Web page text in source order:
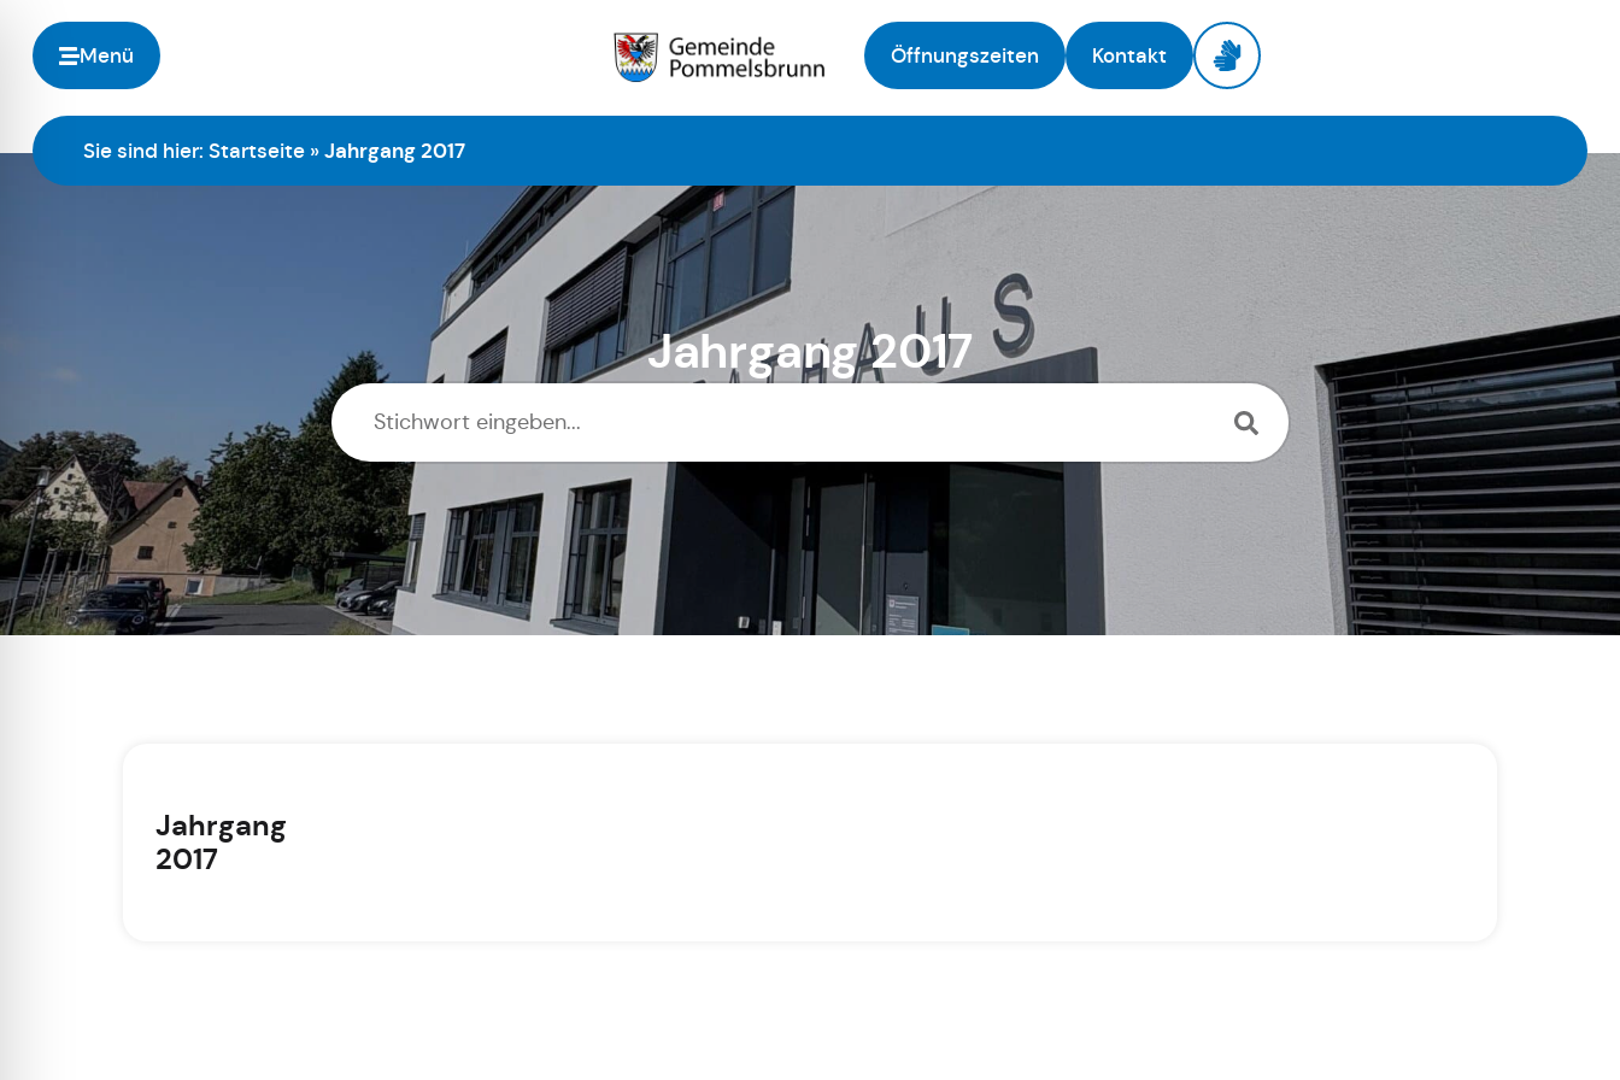
Menü
Zur Startseite
Öffnungszeiten Kontakt
Sie sind hier: Startseite »Jahrgang 2017
Jahrgang 2017
Jahrgang
2017